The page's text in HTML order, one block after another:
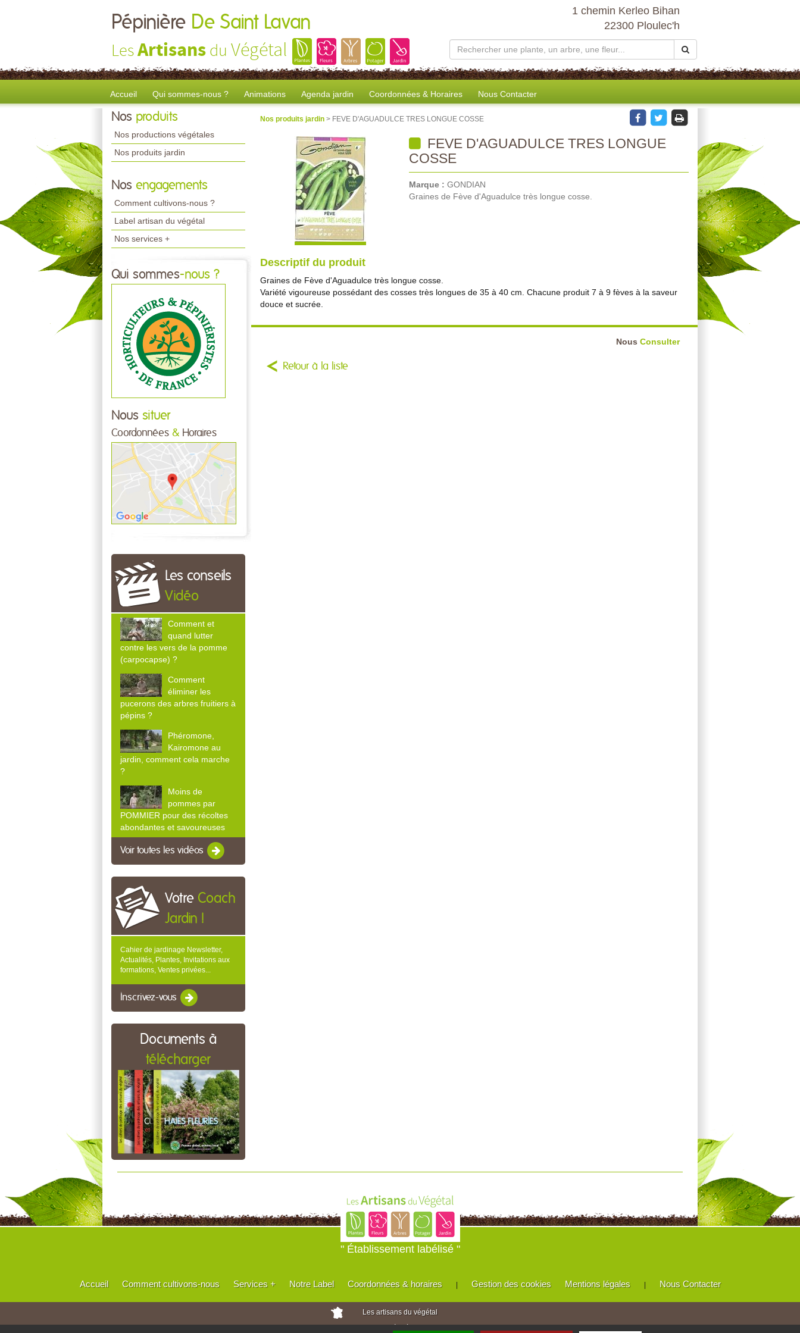
Pépinière De Saint Lavan
LesArtisans du Végétal
1 chemin Kerleo Bihan
22300 Ploulec'h
Accueil Qui sommes-nous ? Animations Agenda jardin Coordonnées & Horaires Nous Contacter
Nos produits
Nos productions végétales
Nos produits jardin
Nos engagements
Comment cultivons-nous ?
Label artisan du végétal
Nos services +
Qui sommes-nous ?
Nous situer
Coordonnées & Horaires
Les conseils
Vidéo
Comment et
quand lutter
contre les vers de la pomme
(carpocapse) ?
Comment
éliminer les
pucerons des arbres fruitiers à
pépins ?
Phéromone,
Kairomone au
jardin, comment cela marche
?
Moins de
pommes par
POMMIER pour des récoltes
abondantes et savoureuses
Voir toutes les vidéos
Votre Coach
Jardin !
Cahier de jardinage Newsletter,
Actualités, Plantes, Invitations aux
formations, Ventes privées...
Inscrivez-vous
Documents à
télécharger
Nos produits jardin > FEVE D'AGUADULCE TRES LONGUE COSSE
FEVE D'AGUADULCE TRES LONGUE
COSSE
Marque : GONDIAN
Graines de Fève d'Aguadulce très longue cosse.
Descriptif du produit
Graines de Fève d'Aguadulce très longue cosse.
Variété vigoureuse possédant des cosses très longues de 35 à 40 cm. Chacune produit 7 à 9 fèves à la saveur
douce et sucrée.
Nous Consulter
Retour à la liste
" Établissement labélisé "
Accueil Comment cultivons-nous Services + Notre Label Coordonnées & horaires | Gestion des cookies Mentions légales | Nous Contacter
Les artisans du végétal
Horticulteurs et pépinièristes de France